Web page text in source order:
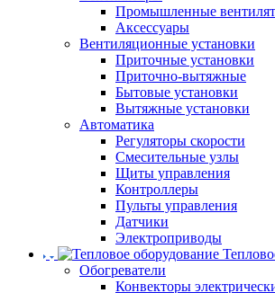
Промышленные
Аксессуары
Вентиляционные установки
Приточные установки
Приточно-вытяжные
Бытовые установки
Вытяжные установки
Автоматика
Регуляторы скорости
Смесительные узлы
Щиты управления
Контроллеры
Пульты управления
Датчики
Электроприводы
Обогреватели
Конвекторы